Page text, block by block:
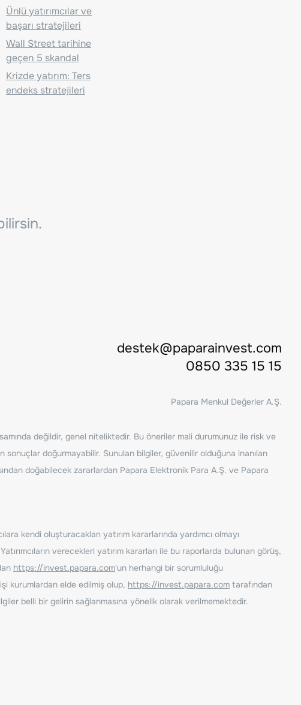
Ünlü yatırımcılar ve
başarı stratejileri
Wall Street tarihine
geçen 5 skandal
Krizde yatırım: Ters
endeks stratejileri
destek@paparainvest.com
0850 335 15 15
Papara Menkul Değerler A.Ş.
değildir, genel niteliktedir. Bu öneriler mali durumunuz ile risk ve
doğurmayabilir. Sunulan bilgiler, güvenilir olduğuna inanılan
doğabilecek zararlardan Papara Elektronik Para A.Ş. ve Papara
kendi oluşturacakları yatırım kararlarında yardımcı olmayı
verecekleri yatırım kararları ile bu raporlarda bulunan görüş,
https://invest.papara.com'un herhangi bir sorumluluğu
kurumlardan elde edilmiş olup, https://invest.papara.com tarafından
belli bir gelirin sağlanmasına yönelik olarak verilmemektedir.